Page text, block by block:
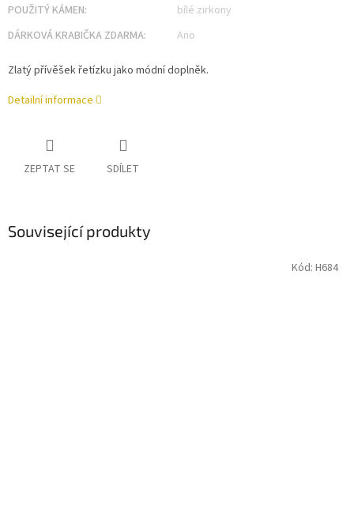
POUŽITÝ KÁMEN:
bílé zirkony
DÁRKOVÁ KRABIČKA ZDARMA: Ano
Zlatý přívěšek řetízku jako módní doplněk.
Detailní informace
ZEPTAT SE SDÍLET
Související produkty
Kód: H684